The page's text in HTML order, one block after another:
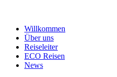
Willkommen
Über uns
Reiseleiter
ECO Reisen
News